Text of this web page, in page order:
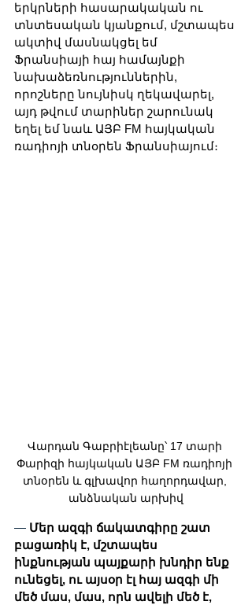
երկրների հասարակական ու
տնտեսական կյանքում, մշտապես
ակտիվ մասնակցել եմ
Ֆրանսիայի հայ համայնքի
նախաձեռնություններին,
որոշները նույնիսկ ղեկավարել,
այդ թվում տարիներ շարունակ
եղել եմ նաև ԱՅԲ FM հայկական
ռադիոյի տնօրեն Ֆրանսիայում։
Վարդան Գաբրիէլեանը՝ 17 տարի
Փարիզի հայկական ԱՅԲ FM ռադիոյի
տնօրեն և գլխավոր հաղորդավար,
անձնական արխիվ
— Մեր ազգի ճակատգիրը շատ
բացառիկ է, մշտապես
ինքնության պայքարի խնդիր ենք
ունեցել, ու այսօր էլ հայ ազգի մի
մեծ մաս, մաս, որն ավելի մեծ է,